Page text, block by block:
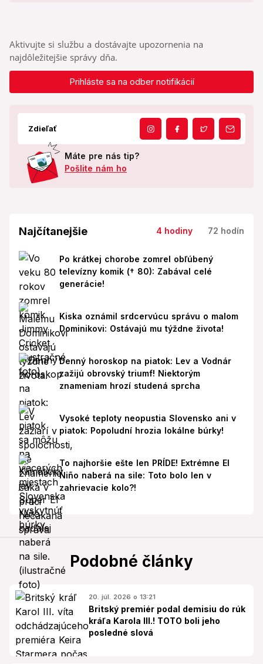
Aktivujte si službu a dostávajte upozornenia na
najdôležitejšie správy dňa.
Prihláste sa na odber notifikácií
Zdieľať
Máte pre nás tip?
Pošlite nám ho
Najčítanejšie 4 hodiny 72 hodín
Po krátkej chorobe zomrel obľúbený
televízny komik († 80): Zabával celé
generácie!
Kiska oznámil srdcervúcu správu o malom
Dominikovi: Ostávajú mu týždne života!
Denný horoskop na piatok: Lev a Vodnár
zažijú obrovský triumf! Niektorým
znameniam hrozí studená sprcha
Vysoké teploty neopustia Slovensko ani v
piatok: Popoludní hrozia lokálne búrky!
To najhoršie ešte len PRÍDE! Extrémne El
Niño naberá na sile: Toto bolo len v
zahrievacie kolo?!
Podobné články
20. júl. 2026 o 13:21
Britský premiér podal demisiu do rúk
kráľa Karola III.! TOTO boli jeho
posledné slová